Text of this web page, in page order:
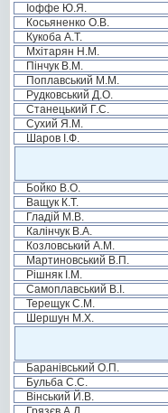
Іоффе Ю.Я.
Косьяненко О.В.
Кукоба А.Т.
Мхітарян Н.М.
Пінчук В.М.
Поплавський М.М.
Рудковський Д.О.
Станецький Г.С.
Сухий Я.М.
Шаров І.Ф.
Бойко В.О.
Ващук К.Т.
Гладій М.В.
Калінчук В.А.
Козловський А.М.
Мартиновський В.П.
Рішняк І.М.
Самоплавський В.І.
Терещук С.М.
Шершун М.Х.
Баранівський О.П.
Бульба С.С.
Вінський Й.В.